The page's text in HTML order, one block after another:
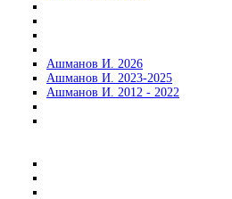
Ашманов И. 2026
Ашманов И. 2023-2025
Ашманов И. 2012 - 2022